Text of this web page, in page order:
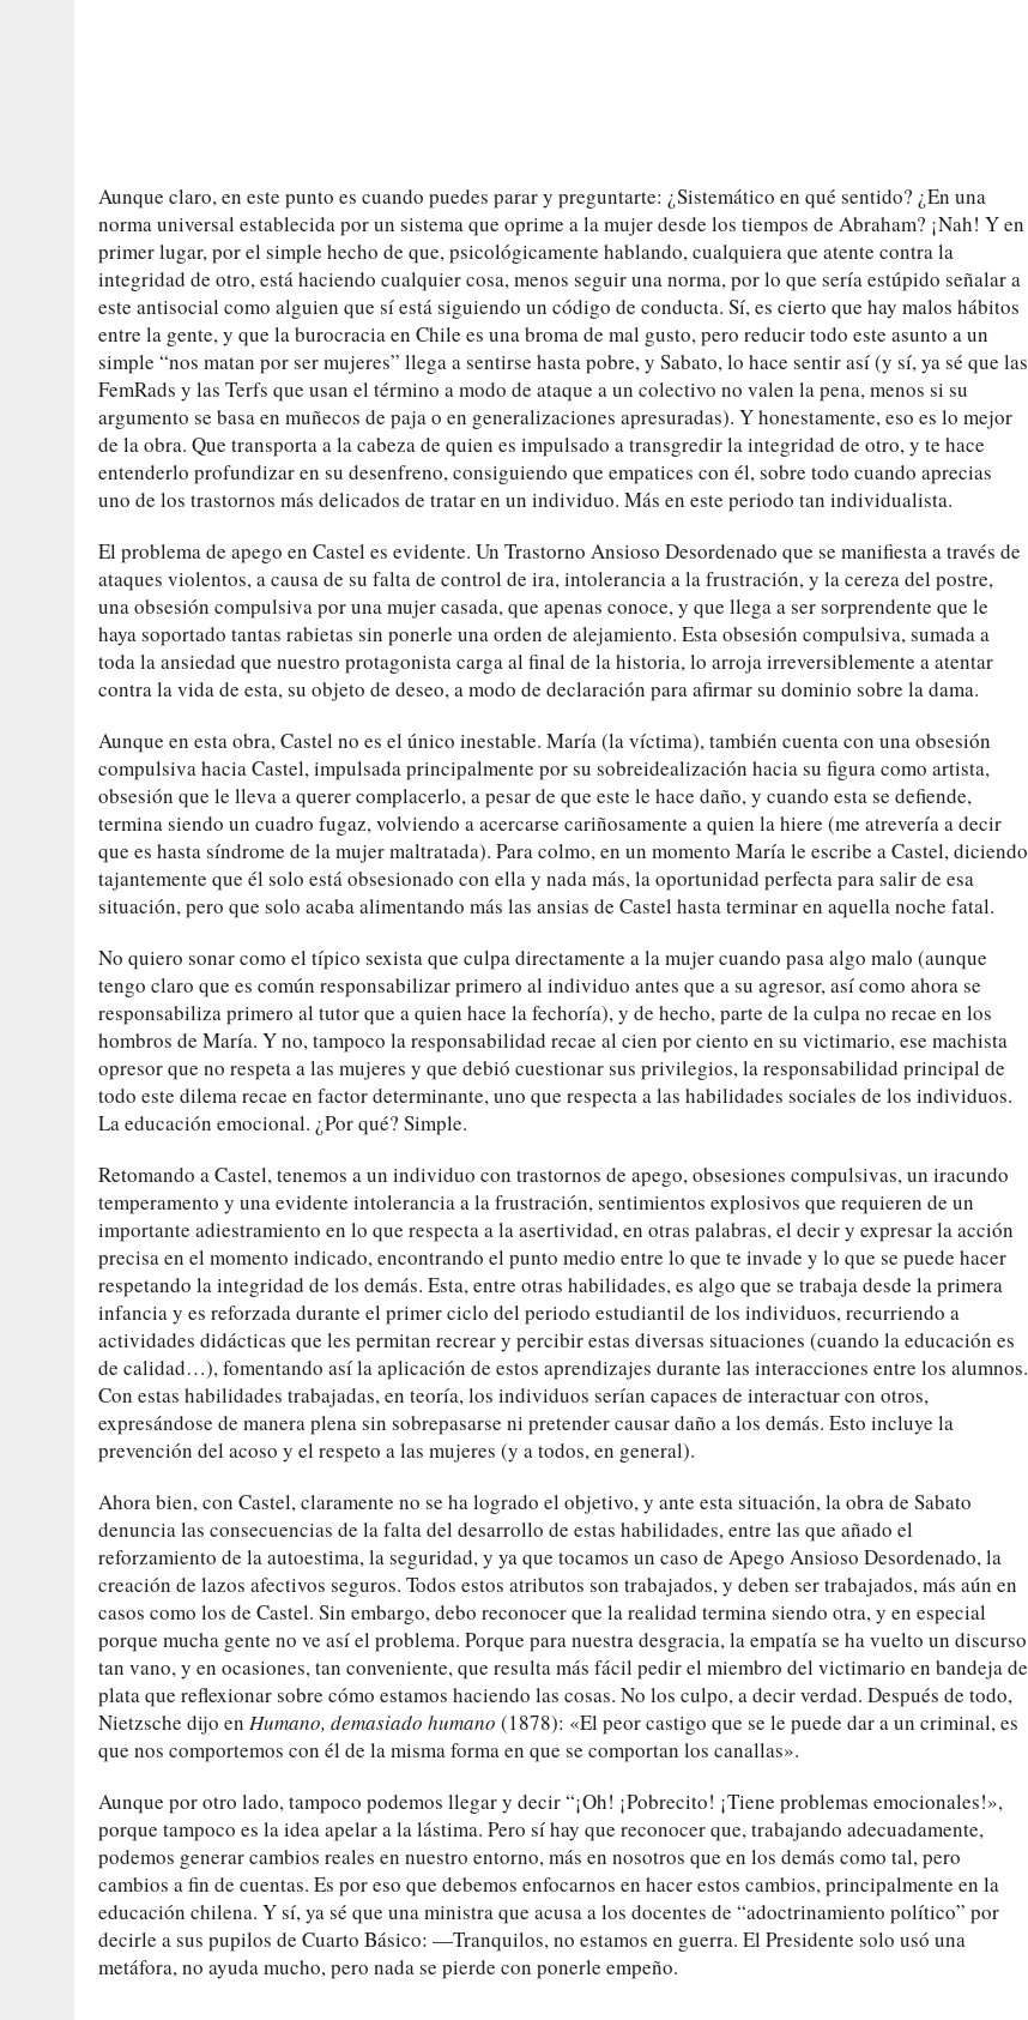
Aunque claro, en este punto es cuando puedes parar y preguntarte: ¿Sistemático en qué sentido? ¿En una
norma universal establecida por un sistema que oprime a la mujer desde los tiempos de Abraham? ¡Nah! Y en
primer lugar, por el simple hecho de que, psicológicamente hablando, cualquiera que atente contra la
integridad de otro, está haciendo cualquier cosa, menos seguir una norma, por lo que sería estúpido señalar a
este antisocial como alguien que sí está siguiendo un código de conducta. Sí, es cierto que hay malos hábitos
entre la gente, y que la burocracia en Chile es una broma de mal gusto, pero reducir todo este asunto a un
simple “nos matan por ser mujeres” llega a sentirse hasta pobre, y Sabato, lo hace sentir así (y sí, ya sé que las
FemRads y las Terfs que usan el término a modo de ataque a un colectivo no valen la pena, menos si su
argumento se basa en muñecos de paja o en generalizaciones apresuradas). Y honestamente, eso es lo mejor
de la obra. Que transporta a la cabeza de quien es impulsado a transgredir la integridad de otro, y te hace
entenderlo profundizar en su desenfreno, consiguiendo que empatices con él, sobre todo cuando aprecias
uno de los trastornos más delicados de tratar en un individuo. Más en este periodo tan individualista.
El problema de apego en Castel es evidente. Un Trastorno Ansioso Desordenado que se manifiesta a través de
ataques violentos, a causa de su falta de control de ira, intolerancia a la frustración, y la cereza del postre,
una obsesión compulsiva por una mujer casada, que apenas conoce, y que llega a ser sorprendente que le
haya soportado tantas rabietas sin ponerle una orden de alejamiento. Esta obsesión compulsiva, sumada a
toda la ansiedad que nuestro protagonista carga al final de la historia, lo arroja irreversiblemente a atentar
contra la vida de esta, su objeto de deseo, a modo de declaración para afirmar su dominio sobre la dama.
Aunque en esta obra, Castel no es el único inestable. María (la víctima), también cuenta con una obsesión
compulsiva hacia Castel, impulsada principalmente por su sobreidealización hacia su figura como artista,
obsesión que le lleva a querer complacerlo, a pesar de que este le hace daño, y cuando esta se defiende,
termina siendo un cuadro fugaz, volviendo a acercarse cariñosamente a quien la hiere (me atrevería a decir
que es hasta síndrome de la mujer maltratada). Para colmo, en un momento María le escribe a Castel, diciendo
tajantemente que él solo está obsesionado con ella y nada más, la oportunidad perfecta para salir de esa
situación, pero que solo acaba alimentando más las ansias de Castel hasta terminar en aquella noche fatal.
No quiero sonar como el típico sexista que culpa directamente a la mujer cuando pasa algo malo (aunque
tengo claro que es común responsabilizar primero al individuo antes que a su agresor, así como ahora se
responsabiliza primero al tutor que a quien hace la fechoría), y de hecho, parte de la culpa no recae en los
hombros de María. Y no, tampoco la responsabilidad recae al cien por ciento en su victimario, ese machista
opresor que no respeta a las mujeres y que debió cuestionar sus privilegios, la responsabilidad principal de
todo este dilema recae en factor determinante, uno que respecta a las habilidades sociales de los individuos.
La educación emocional. ¿Por qué? Simple.
Retomando a Castel, tenemos a un individuo con trastornos de apego, obsesiones compulsivas, un iracundo
temperamento y una evidente intolerancia a la frustración, sentimientos explosivos que requieren de un
importante adiestramiento en lo que respecta a la asertividad, en otras palabras, el decir y expresar la acción
precisa en el momento indicado, encontrando el punto medio entre lo que te invade y lo que se puede hacer
respetando la integridad de los demás. Esta, entre otras habilidades, es algo que se trabaja desde la primera
infancia y es reforzada durante el primer ciclo del periodo estudiantil de los individuos, recurriendo a
actividades didácticas que les permitan recrear y percibir estas diversas situaciones (cuando la educación es
de calidad…), fomentando así la aplicación de estos aprendizajes durante las interacciones entre los alumnos.
Con estas habilidades trabajadas, en teoría, los individuos serían capaces de interactuar con otros,
expresándose de manera plena sin sobrepasarse ni pretender causar daño a los demás. Esto incluye la
prevención del acoso y el respeto a las mujeres (y a todos, en general).
Ahora bien, con Castel, claramente no se ha logrado el objetivo, y ante esta situación, la obra de Sabato
denuncia las consecuencias de la falta del desarrollo de estas habilidades, entre las que añado el
reforzamiento de la autoestima, la seguridad, y ya que tocamos un caso de Apego Ansioso Desordenado, la
creación de lazos afectivos seguros. Todos estos atributos son trabajados, y deben ser trabajados, más aún en
casos como los de Castel. Sin embargo, debo reconocer que la realidad termina siendo otra, y en especial
porque mucha gente no ve así el problema. Porque para nuestra desgracia, la empatía se ha vuelto un discurso
tan vano, y en ocasiones, tan conveniente, que resulta más fácil pedir el miembro del victimario en bandeja de
plata que reflexionar sobre cómo estamos haciendo las cosas. No los culpo, a decir verdad. Después de todo,
Nietzsche dijo en Humano, demasiado humano (1878): «El peor castigo que se le puede dar a un criminal, es
que nos comportemos con él de la misma forma en que se comportan los canallas».
Aunque por otro lado, tampoco podemos llegar y decir “¡Oh! ¡Pobrecito! ¡Tiene problemas emocionales!»,
porque tampoco es la idea apelar a la lástima. Pero sí hay que reconocer que, trabajando adecuadamente,
podemos generar cambios reales en nuestro entorno, más en nosotros que en los demás como tal, pero
cambios a fin de cuentas. Es por eso que debemos enfocarnos en hacer estos cambios, principalmente en la
educación chilena. Y sí, ya sé que una ministra que acusa a los docentes de “adoctrinamiento político” por
decirle a sus pupilos de Cuarto Básico: —Tranquilos, no estamos en guerra. El Presidente solo usó una
metáfora, no ayuda mucho, pero nada se pierde con ponerle empeño.